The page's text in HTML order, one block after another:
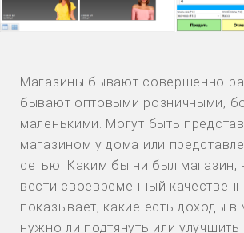
Магазины бывают совершенно
бывают оптовыми розничными,
маленькими. Могут быть
магазином у дома или
сетью. Каким бы ни был магазин,
вести своевременный
показывает, какие есть доходы в
нужно ли подтянуть или улучшить